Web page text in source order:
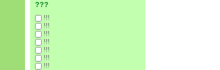
???
!!!
!!!
!!!
!!!
!!!
!!!
!!!